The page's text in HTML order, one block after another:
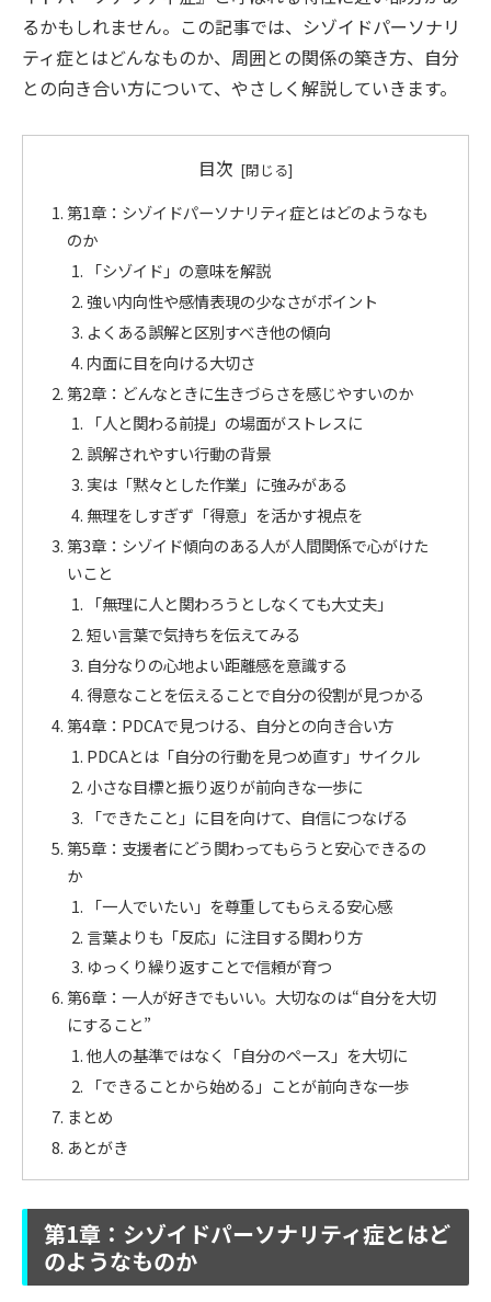
るかもしれません。この記事では、シゾイドパーソナリ
ティ症とはどんなものか、周囲との関係の築き方、自分
との向き合い方について、やさしく解説していきます。
目次
第1章：シゾイドパーソナリティ症とはどのようなも
のか
「シゾイド」の意味を解説
強い内向性や感情表現の少なさがポイント
よくある誤解と区別すべき他の傾向
内面に目を向ける大切さ
第2章：どんなときに生きづらさを感じやすいのか
「人と関わる前提」の場面がストレスに
誤解されやすい行動の背景
実は「黙々とした作業」に強みがある
無理をしすぎず「得意」を活かす視点を
第3章：シゾイド傾向のある人が人間関係で心がけた
いこと
「無理に人と関わろうとしなくても大丈夫」
短い言葉で気持ちを伝えてみる
自分なりの心地よい距離感を意識する
得意なことを伝えることで自分の役割が見つかる
第4章：PDCAで見つける、自分との向き合い方
PDCAとは「自分の行動を見つめ直す」サイクル
小さな目標と振り返りが前向きな一歩に
「できたこと」に目を向けて、自信につなげる
第5章：支援者にどう関わってもらうと安心できるの
か
「一人でいたい」を尊重してもらえる安心感
言葉よりも「反応」に注目する関わり方
ゆっくり繰り返すことで信頼が育つ
第6章：一人が好きでもいい。大切なのは“自分を大切
にすること”
他人の基準ではなく「自分のペース」を大切に
「できることから始める」ことが前向きな一歩
まとめ
あとがき
第1章：シゾイドパーソナリティ症とはど
のようなものか